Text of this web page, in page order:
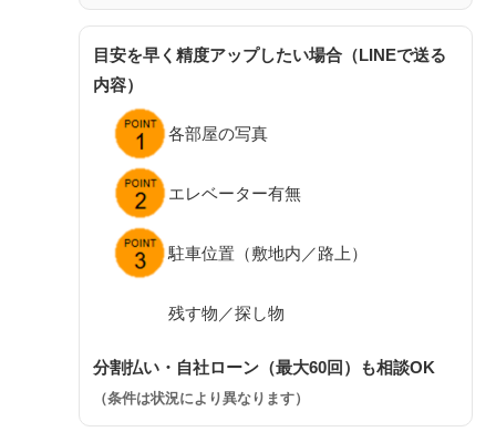
目安を早く精度アップしたい場合（LINEで送る
内容）
各部屋の写真
エレベーター有無
駐車位置（敷地内／路上）
残す物／探し物
分割払い・自社ローン（最大60回）も相談OK
（条件は状況により異なります）